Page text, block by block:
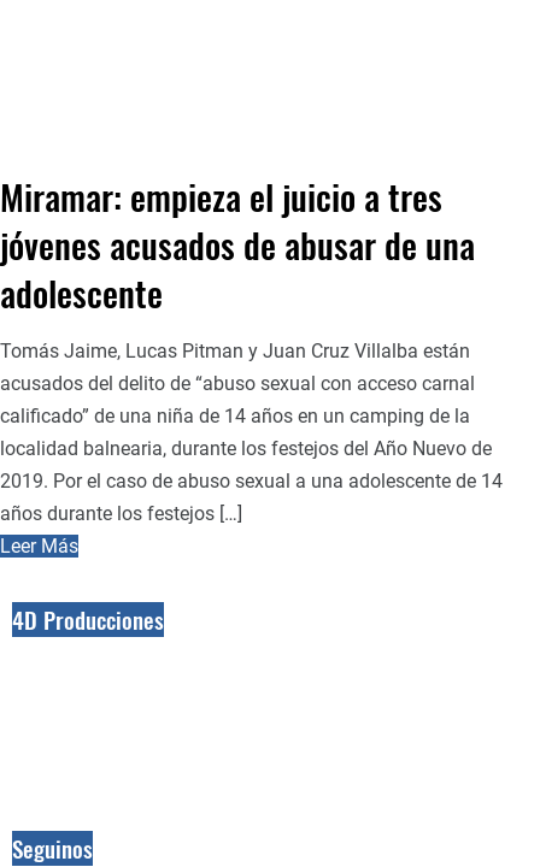
Miramar: empieza el juicio a tres
jóvenes acusados de abusar de una
adolescente
Tomás Jaime, Lucas Pitman y Juan Cruz Villalba están
acusados del delito de “abuso sexual con acceso carnal
calificado” de una niña de 14 años en un camping de la
localidad balnearia, durante los festejos del Año Nuevo de
2019. Por el caso de abuso sexual a una adolescente de 14
años durante los festejos […]
Leer Más
4D Producciones
Seguinos